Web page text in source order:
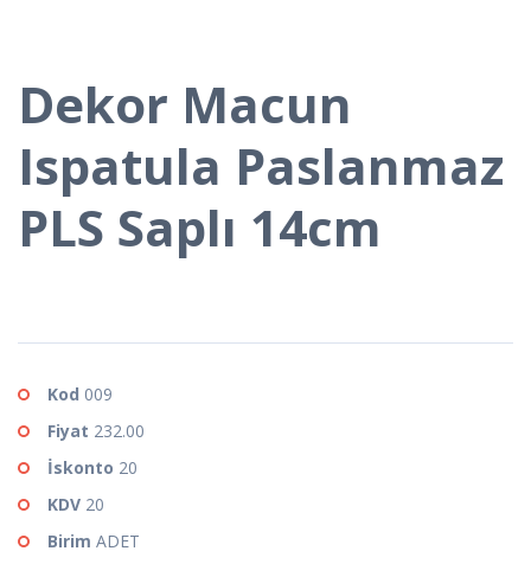
Dekor Macun
Ispatula Paslanmaz
PLS Saplı 14cm
Kod 009
Fiyat 232.00
İskonto 20
KDV 20
Birim ADET